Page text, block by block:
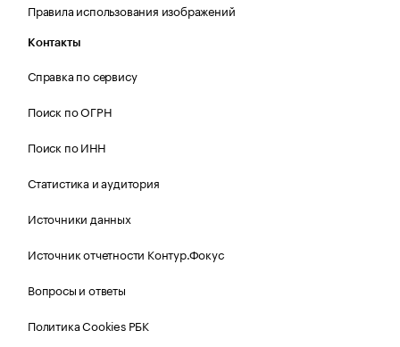
Правила использования изображений
Контакты
Справка по сервису
Поиск по ОГРН
Поиск по ИНН
Статистика и аудитория
Источники данных
Источник отчетности Контур.Фокус
Вопросы и ответы
Политика Cookies РБК